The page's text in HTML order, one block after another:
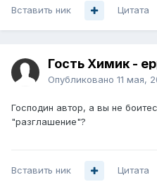
Вставить ник Цитата
Гость Химик -
Опубликовано 11 мая,
Господин автор, а вы не
"разглашение"?
Вставить ник Цитата